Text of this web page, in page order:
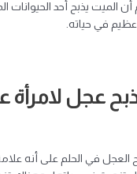
أن الميت يذبح أحد الحيوانات
عظيم في حياته.
عجل لامرأة
العجل في الحلم على أنه